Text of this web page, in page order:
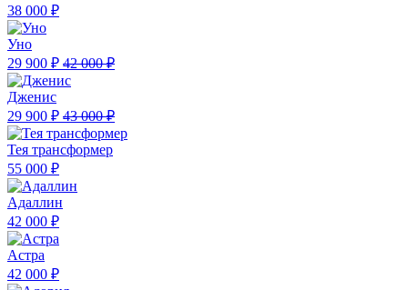
38 000 ₽
Уно
29 900 ₽ 42 000 ₽
Дженис
29 900 ₽ 43 000 ₽
Тея трансформер
55 000 ₽
Адаллин
42 000 ₽
Астра
42 000 ₽